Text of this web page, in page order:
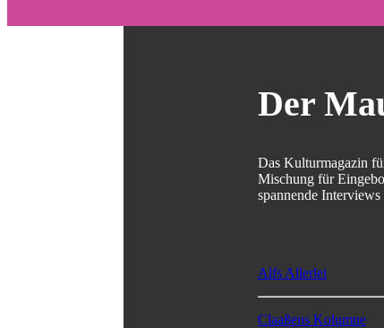
Der
Das Kulturmagazin
Mischung für
spannende
Alfs Allerlei
Claaßens Kolumne